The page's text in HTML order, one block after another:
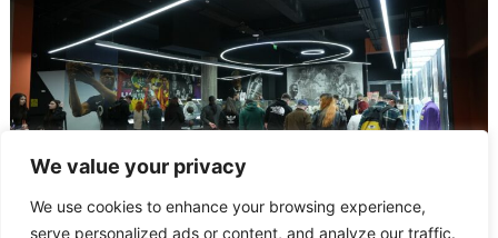
We value your privacy
We use cookies to enhance your browsing experience,
serve personalized ads or content, and analyze our traffic.